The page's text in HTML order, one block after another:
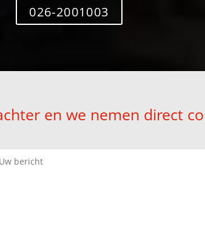
026-2001003
en we nemen direct